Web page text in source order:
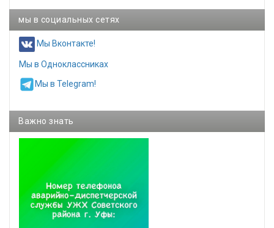
мы в социальных сетях
Мы Вконтакте!
Мы в Одноклассниках
Мы в Telegram!
Важно знать